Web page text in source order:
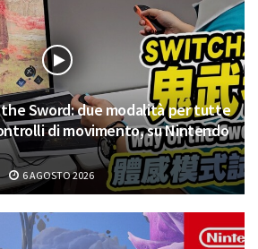
the Sword: due modalità per tutte
di movimento, su Nintendo
6 AGOSTO 2026